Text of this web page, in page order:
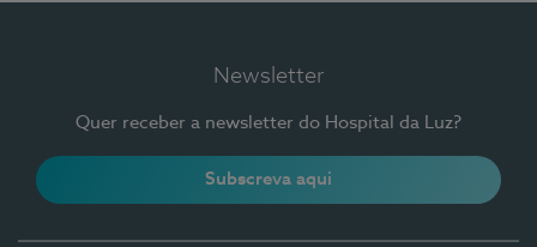
Newsletter
Quer receber a newsletter do Hospital da Luz?
Subscreva aqui